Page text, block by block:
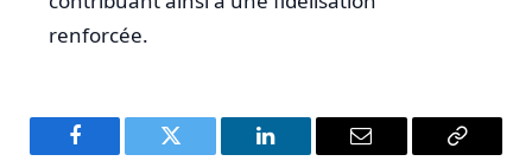
renforcée.
Facebook Twitter LinkedIn Email
Copy